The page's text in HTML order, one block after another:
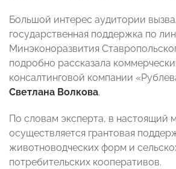
Большой интерес аудитории
государственная поддержка по
Минэконоразвития
подробно рассказала
консалтинговой компании
Светлана Волкова.
По словам эксперта, в настоящий
осуществляется грантовая
животноводческих форм и
потребительских кооперативов.